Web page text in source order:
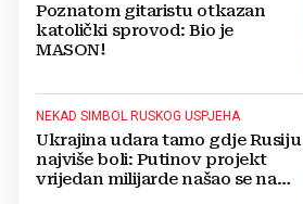
Poznatom gitaristu otkazan
katolički sprovod: Bio je
MASON!
NEKAD SIMBOL RUSKOG USPJEHA
Ukrajina udara tamo gdje Rusiju
najviše boli: Putinov projekt
vrijedan milijarde našao se na